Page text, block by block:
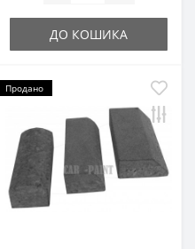
ДО КОШИКА
Продано